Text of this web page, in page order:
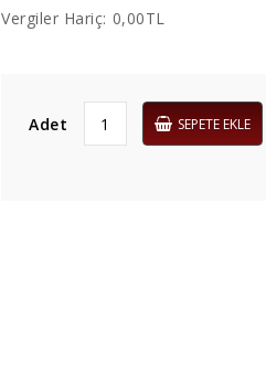
Vergiler Hariç: 0,00TL
Adet SEPETE EKLE